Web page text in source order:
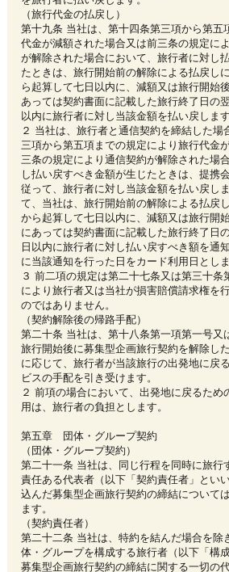
（旅行代金の払戻し）
第十九条 当社は、第十四条第三項から第五
代金が減額された場合又は前三条の規定に
が解除された場合において、旅行者に対し
たときは、旅行開始前の解除による払戻し
ら起算して七日以内に、減額又は旅行開始
あっては契約書面に記載した旅行終了日の
以内に旅行者に対し当該金額を払い戻します
２ 当社は、旅行者と通信契約を締結した
三項から第五項までの規定により旅行代金
三条の規定により通信契約が解除された場
し払い戻すべき金額が生じたときは、提携
従って、旅行者に対し当該金額を払い戻し
て、当社は、旅行開始前の解除による払戻
から起算して七日以内に、減額又は旅行開
にあっては契約書面に記載した旅行終了日
日以内に旅行者に対し払い戻すべき額を通
に当該通知を行った日をカード利用日としま
３ 前二項の規定は第二十七条又は第三十条
により旅行者又は当社が損害賠償請求権を
のではありません。
（契約解除後の帰路手配）
第二十条 当社は、第十八条第一項第一号又
旅行開始後に募集型企画旅行契約を解除し
に応じて、旅行者が当該旅行の出発地に戻
ビスの手配を引き受けます。
２ 前項の場合において、出発地に戻るた
用は、旅行者の負担とします。
第五章 団体・グループ契約
（団体・グループ契約）
第二十一条 当社は、同じ行程を同時に旅行
責任ある代表者（以下「契約責任者」とい
込んだ募集型企画旅行契約の締結について
ます。
（契約責任者）
第二十二条 当社は、特約を結んだ場合を除
体・グループを構成する旅行者（以下「構
募集型企画旅行契約の締結に関する一切の